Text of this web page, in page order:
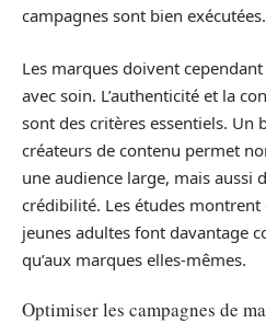
campagnes sont bien exécutées.
Les marques doivent
avec soin. L’authenticité et la
sont des critères essentiels. Un
créateurs de contenu permet
une audience large, mais aussi
crédibilité. Les études montrent
jeunes adultes font davantage
qu’aux marques elles-mêmes.
Optimiser les campagnes de